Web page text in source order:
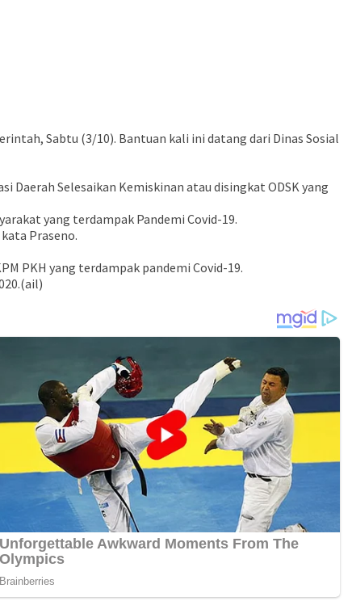
Sabtu (3/10). Bantuan kali ini datang dari Dinas Sosial
Selesaikan Kemiskinan atau disingkat ODSK yang
yang terdampak Pandemi Covid-19.
Praseno.
PKH yang terdampak pandemi Covid-19.